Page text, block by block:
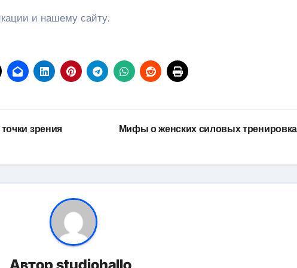
и нашему сайту.
зрения Мифы о женских силовых